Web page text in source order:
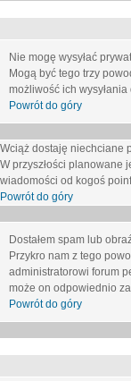
Nie mogę wysyłać
Mogą być tego trzy
możliwość ich
Powrót do góry
Wciąż dostaję niechciane
W przyszłości planowane
wiadomości od kogoś
Powrót do góry
Dostałem spam lub
Przykro nam z tego
administratorowi forum
może on odpowiednio
Powrót do góry